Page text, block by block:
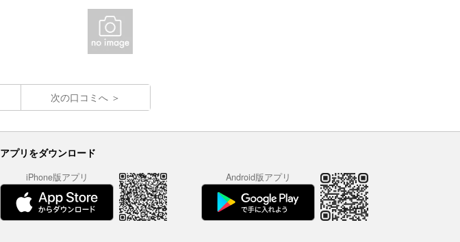
次の口コミへ
アプリをダウンロード
iPhone版アプリ Android版アプリ